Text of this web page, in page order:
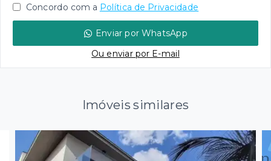
Concordo com a Política de Privacidade
Enviar por WhatsApp
Ou enviar por E-mail
Imóveis similares